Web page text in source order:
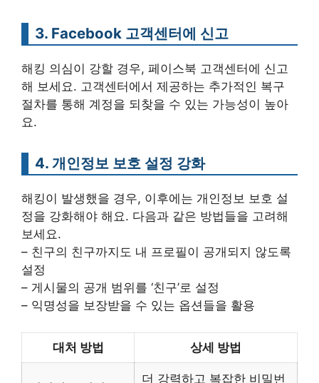
3. Facebook 고객센터에 신고
해킹 의심이 강할 경우, 페이스북 고객센터에 신고
해 보세요. 고객센터에서 제공하는 추가적인 복구
절차를 통해 계정을 되찾을 수 있는 가능성이 높아
요.
4. 개인정보 보호 설정 강화
해킹이 발생했을 경우, 이후에는 개인정보 보호 설
정을 강화해야 해요. 다음과 같은 방법들을 고려해
보세요.
– 친구의 친구까지도 내 프로필이 공개되지 않도록
설정
– 게시물의 공개 범위를 ‘친구’로 설정
– 익명성을 보장받을 수 있는 옵션들을 활용
대처 방법 상세 방법
더 강력하고 복잡한 비밀번